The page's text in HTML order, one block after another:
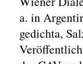
a. in
gedichta,